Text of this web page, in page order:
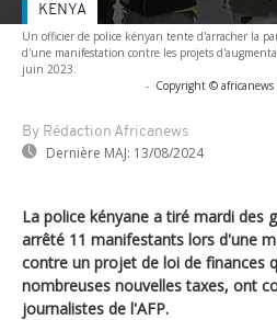
Un officier de police kényan tente d'arracher la
d'une manifestation contre les projets
juin 2023.
- Copyright © africanews
By Rédaction Africanews
Dernière MAJ: 13/08/2024
KENYA
La police kényane a tiré mardi des
arrêté 11 manifestants lors d'une
contre un projet de loi de finances
nombreuses nouvelles taxes, ont
journalistes de l'AFP.